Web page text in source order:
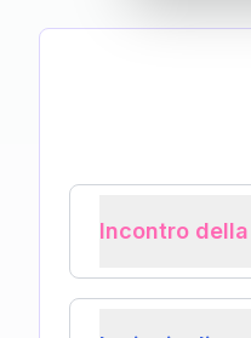
Incontro